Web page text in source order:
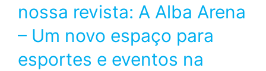
nossa revista: A Alba Arena
– Um novo espaço para
esportes e eventos na